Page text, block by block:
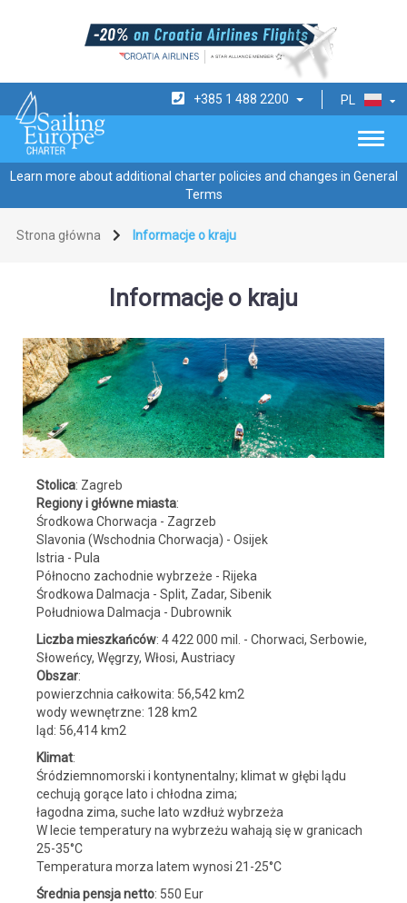
PL
+385 1 488 2200
Learn more about additional charter policies and changes in General
Terms
Strona główna Informacje o kraju
Informacje o kraju
Stolica: Zagreb
Regiony i główne miasta:
Środkowa Chorwacja - Zagrzeb
Slavonia (Wschodnia Chorwacja) - Osijek
Istria - Pula
Północno zachodnie wybrzeże - Rijeka
Środkowa Dalmacja - Split, Zadar, Sibenik
Południowa Dalmacja - Dubrownik
Liczba mieszkańców: 4 422 000 mil. - Chorwaci, Serbowie,
Słoweńcy, Węgrzy, Włosi, Austriacy
Obszar:
powierzchnia całkowita: 56,542 km2
wody wewnętrzne: 128 km2
ląd: 56,414 km2
Klimat:
Śródziemnomorski i kontynentalny; klimat w głębi lądu
cechują gorące lato i chłodna zima;
łagodna zima, suche lato wzdłuż wybrzeża
W lecie temperatury na wybrzeżu wahają się w granicach
25-35°C
Temperatura morza latem wynosi 21-25°C
Średnia pensja netto: 550 Eur